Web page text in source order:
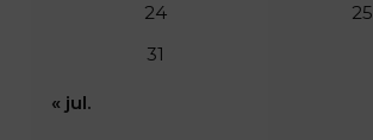
24
25
31
« jul.